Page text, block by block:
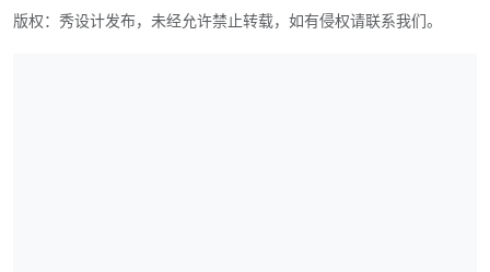
版权：秀设计发布，未经允许禁止转载，如有侵权请联系我们。